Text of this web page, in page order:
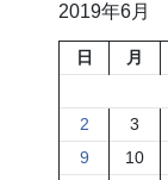
2019年6月
日 月
2
3
9
10